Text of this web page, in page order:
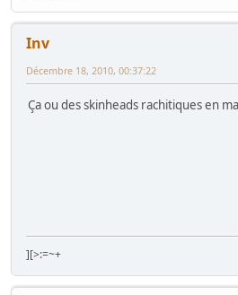
Inv
Décembre 18, 2010, 00:37:22
Ça ou des skinheads rachitiques en
][>:=~+